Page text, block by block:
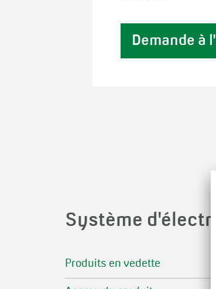
Demande à
Système
Produits en vedette